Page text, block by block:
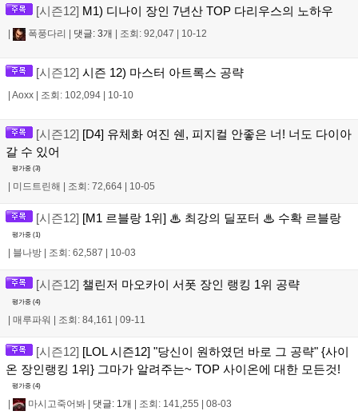
[시즌12] M1) 디나이 장인 7년산 TOP 다리우스의 노하우
| 폭풍다리 | 댓글: 3개 | 조회: 92,047 | 10-12
[시즌12] 시즌 12) 마스터 아트록스 공략
| Aoxx | 조회: 102,094 | 10-10
[시즌12] [D4] 유체화 여진 쉔, 피지컬 안좋은 너! 너도 다이아
갈 수 있어
평가중 (3)
미드트린해 조회: 72,664 10-05
[시즌12] [M1 르블랑 1위] ♨ 최강의 딜포터 ♨ 수확 르블랑
평가중 (1)
블나방 조회: 62,587 10-03
[시즌12] 챌린저 마오카이 서폿 장인 랭킹 1위 공략
평가중 (4)
| 매루파워 | 조회: 84,161 | 09-11
[시즌12] [LOL 시즌12] "당신이 원하였던 바로 그 공략" {사이
온 장인랭킹 1위} 그마가 알려주는~ TOP 사이온에 대한 모든것!
평가중 (4)
마시고죽어봐 댓글: 1개 조회: 141,255 08-03